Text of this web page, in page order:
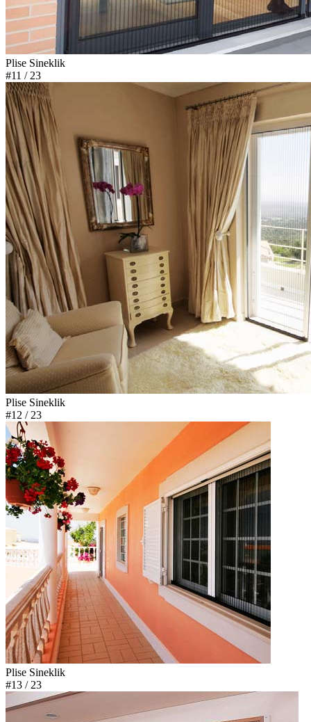
Plise Sineklik
#11 / 23
Plise Sineklik
#12 / 23
Plise Sineklik
#13 / 23